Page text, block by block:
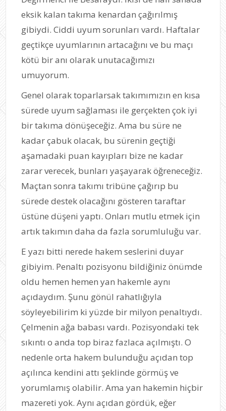
eksik kalan takıma kenardan çağırılmış
gibiydi. Ciddi uyum sorunları vardı. Haftalar
geçtikçe uyumlarının artacağını ve bu maçı
kötü bir anı olarak unutacağımızı
umuyorum.
Genel olarak toparlarsak takımımızın en kısa
sürede uyum sağlaması ile gerçekten çok iyi
bir takıma dönüşeceğiz. Ama bu süre ne
kadar çabuk olacak, bu sürenin geçtiği
aşamadaki puan kayıpları bize ne kadar
zarar verecek, bunları yaşayarak öğreneceğiz.
Maçtan sonra takımı tribüne çağırıp bu
sürede destek olacağını gösteren taraftar
üstüne düşeni yaptı. Onları mutlu etmek için
artık takımın daha da fazla sorumluluğu var.
E yazı bitti nerede hakem seslerini duyar
gibiyim. Penaltı pozisyonu bildiğiniz önümde
oldu hemen hemen yan hakemle aynı
açıdaydım. Şunu gönül rahatlığıyla
söyleyebilirim ki yüzde bir milyon penaltıydı.
Çelmenin ağa babası vardı. Pozisyondaki tek
sıkıntı o anda top biraz fazlaca açılmıştı. O
nedenle orta hakem bulunduğu açıdan top
açılınca kendini attı şeklinde görmüş ve
yorumlamış olabilir. Ama yan hakemin hiçbir
mazereti yok. Aynı açıdan gördük, eğer